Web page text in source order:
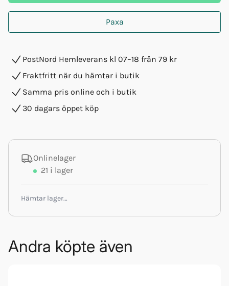
Paxa
PostNord Hemleverans kl 07–18 från 79 kr
Fraktfritt när du hämtar i butik
Samma pris online och i butik
30 dagars öppet köp
Onlinelager
21 i lager
Hämtar lager…
Andra köpte även